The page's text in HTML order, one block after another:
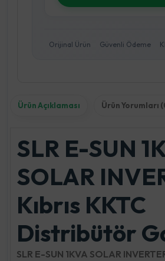
Orijinal Ürün Güvenli Ödeme
Ürün Açıklaması Ürün Yorumları
SLR E-SUN
SOLAR
Kıbrıs KKTC
Distribütör
SLR E-SUN 1KVA SOLAR